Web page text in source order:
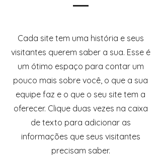
​Cada site tem uma história e seus
visitantes querem saber a sua. Esse é
um ótimo espaço para contar um
pouco mais sobre você, o que a sua
equipe faz e o que o seu site tem a
oferecer. Clique duas vezes na caixa
de texto para adicionar as
informações que seus visitantes
precisam saber.